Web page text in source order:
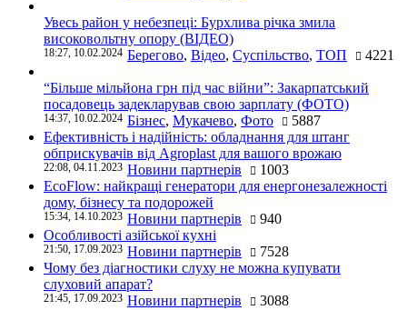
Увесь район у небезпеці: Бурхлива річка змила
високовольтну опору (ВІДЕО)
18:27, 10.02.2024 Берегово, Відео, Суспільство, ТОП 4221
“Більше мільйона грн під час війни”: Закарпатський
посадовець задекларував свою зарплату (ФОТО)
14:37, 10.02.2024 Бізнес, Мукачево, Фото
5887
Ефективність і надійність: обладнання для штанг
обприскувачів від Agroplast для вашого врожаю
22:08, 04.11.2023 Новини партнерів
1003
EcoFlow: найкращі генератори для енергонезалежності
дому, бізнесу та подорожей
15:34, 14.10.2023 Новини партнерів
940
Особливості азійської кухні
21:50, 17.09.2023 Новини партнерів
7528
Чому без діагностики слуху не можна купувати
слуховий апарат?
21:45, 17.09.2023 Новини партнерів 3088